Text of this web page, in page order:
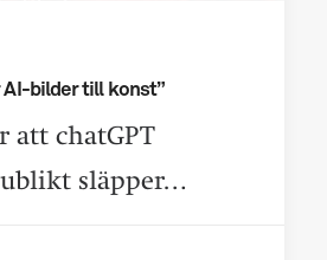
AI-bilder till konst”
att chatGPT
släpper…